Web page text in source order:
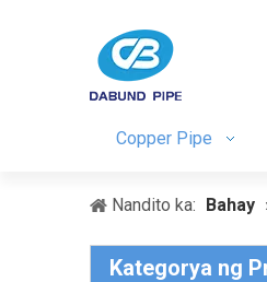
Copper Pipe
Nandito ka: Bahay
Kategorya ng